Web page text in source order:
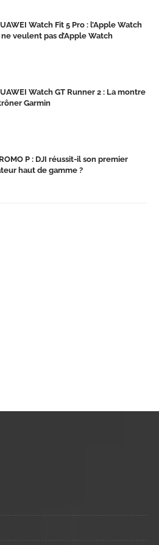
Watch Fit 5 Pro : l’Apple Watch
veulent pas d’Apple Watch
Watch GT Runner 2 : La montre
Garmin
P : DJI réussit-il son premier
haut de gamme ?